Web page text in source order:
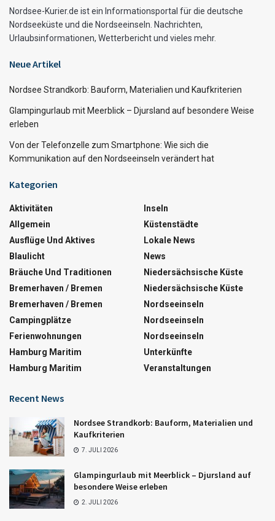
Nordsee-Kurier.de ist ein Informationsportal für die deutsche
Nordseeküste und die Nordseeinseln. Nachrichten,
Urlaubsinformationen, Wetterbericht und vieles mehr.
Neue Artikel
Nordsee Strandkorb: Bauform, Materialien und Kaufkriterien
Glampingurlaub mit Meerblick – Djursland auf besondere Weise
erleben
Von der Telefonzelle zum Smartphone: Wie sich die
Kommunikation auf den Nordseeinseln verändert hat
Kategorien
Aktivitäten
Allgemein
Ausflüge Und Aktives
Blaulicht
Bräuche Und Traditionen
Bremerhaven / Bremen
Bremerhaven / Bremen
Campingplätze
Ferienwohnungen
Hamburg Maritim
Hamburg Maritim
Inseln
Küstenstädte
Lokale News
News
Niedersächsische Küste
Niedersächsische Küste
Nordseeinseln
Nordseeinseln
Nordseeinseln
Unterkünfte
Veranstaltungen
Recent News
Nordsee Strandkorb: Bauform, Materialien und
Kaufkriterien
7. JULI 2026
Glampingurlaub mit Meerblick – Djursland auf
besondere Weise erleben
2. JULI 2026